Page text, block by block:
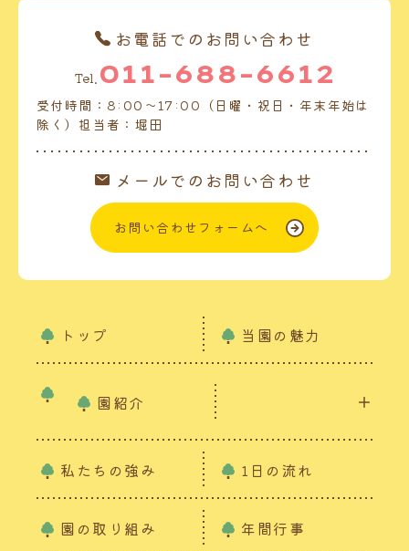
お電話でのお問い合わせ
Tel. 011-688-6612
受付時間：8:00～17:00（日曜・祝日・年末年始は
除く）担当者：堀田
メールでのお問い合わせ
お問い合わせフォームへ
トップ 当園の魅力
園紹介
私たちの強み 1日の流れ
園の取り組み 年間行事